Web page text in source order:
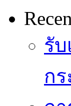
รั
ก